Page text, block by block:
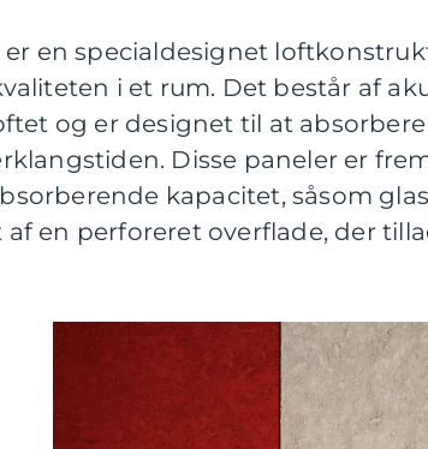
en specialdesignet
i et rum. Det består af
og er designet til at
Disse paneler er
kapacitet, såsom
en perforeret overflade, der